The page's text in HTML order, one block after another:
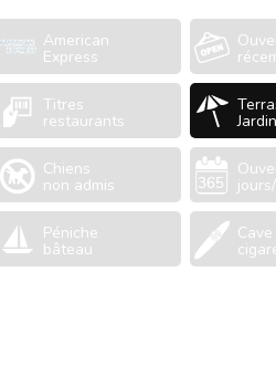
American
Express
Titres
restaurants Jardin
Chiens
non admis
Péniche
bâteau